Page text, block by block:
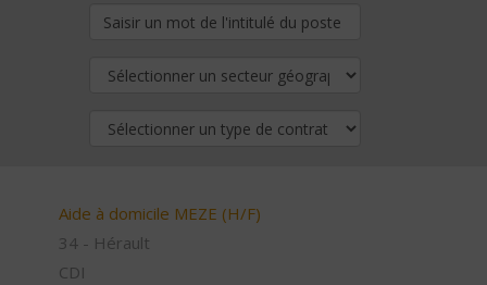
Aide à domicile MEZE (H/F)
34 - Hérault
CDI